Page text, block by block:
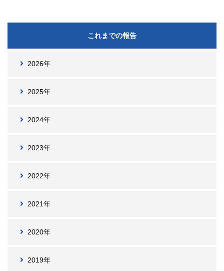
これまでの報告
2026年
2025年
2024年
2023年
2022年
2021年
2020年
2019年